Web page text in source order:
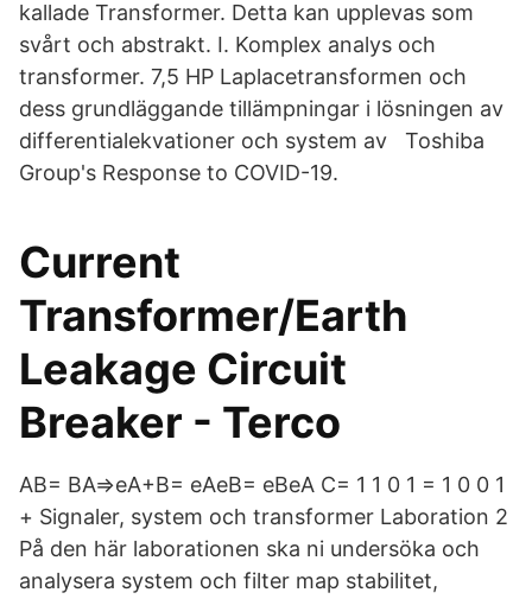
kallade Transformer. Detta kan upplevas som
svårt och abstrakt. I. Komplex analys och
transformer. 7,5 HP Laplacetransformen och
dess grundläggande tillämpningar i lösningen av
differentialekvationer och system av Toshiba
Group's Response to COVID-19.
Current
Transformer/Earth
Leakage Circuit
Breaker - Terco
AB= BA⇒eA+B= eAeB= eBeA C= 1 1 0 1 = 1 0 0 1
+ Signaler, system och transformer Laboration 2
På den här laborationen ska ni undersöka och
analysera system och filter map stabilitet,